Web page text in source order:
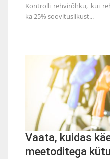
Kontrolli rehvirõhku, kui
ka 25% soovituslikust...
Vaata, kuidas
meetoditega